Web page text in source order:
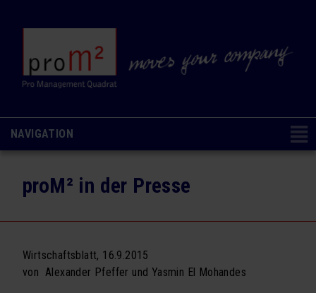
NAVIGATION
überspringen
Change Management
Organisations- & Kulturentwicklung
Ausbildung & Coaching
Analysen & Methoden
proM² in der Presse
Wirtschaftsblatt, 16.9.2015
von Alexander Pfeffer und Yasmin El Mohandes